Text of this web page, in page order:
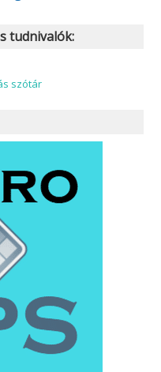
korrekt és kedves is!